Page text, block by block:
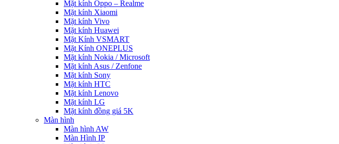
Mặt kính Oppo – Realme
Mặt kính Xiaomi
Mặt kính Vivo
Mặt kính Huawei
Mặt Kính VSMART
Mặt Kính ONEPLUS
Mặt kính Nokia / Microsoft
Mặt kính Asus / Zenfone
Mặt kính Sony
Mặt kính HTC
Mặt kính Lenovo
Mặt kính LG
Mặt kính đồng giá 5K
Màn hình
Màn hình AW
Màn Hình IP